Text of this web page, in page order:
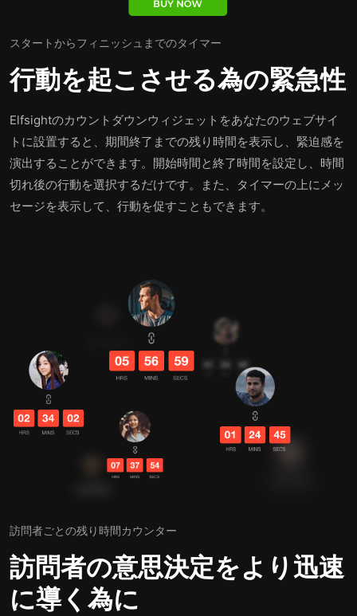
スタートからフィニッシュまでのタイマー
行動を起こさせる為の緊急性
Elfsightのカウントダウンウィジェットをあなたのウェブサイ
トに設置すると、期間終了までの残り時間を表示し、緊迫感を
演出することができます。開始時間と終了時間を設定し、時間
切れ後の行動を選択するだけです。また、タイマーの上にメッ
セージを表示して、行動を促すこともできます。
訪問者ごとの残り時間カウンター
訪問者の意思決定をより迅速
に導く為に